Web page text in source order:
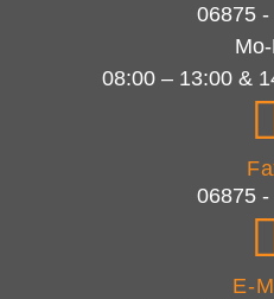
06875
08:00 – 13:00 &
06875
E-